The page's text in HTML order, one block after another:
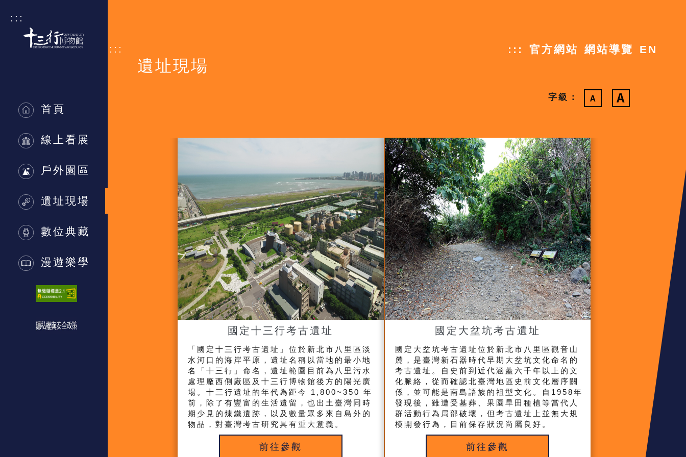
:::
::: 官方網站 網站導覽 EN
首頁
線上看展
戶外園區
遺址現場
數位典藏
漫遊樂學
:::
遺址現場
字級：
國定十三行考古遺址
「國定十三行考古遺址」位於新北市八里區淡
水河口的海岸平原，遺址名稱以當地的最小地
名「十三行」命名，遺址範圍目前為八里污水
處理廠西側廠區及十三行博物館後方的陽光廣
場。十三行遺址的年代為距今 1,800~350 年
前，除了有豐富的生活遺留，也出土臺灣同時
期少見的煉鐵遺跡，以及數量眾多來自島外的
物品，對臺灣考古研究具有重大意義。
前往參觀
國定大坌坑考古遺址
國定大坌坑考古遺址位於新北市八里區觀音山
麓，是臺灣新石器時代早期大坌坑文化命名的
考古遺址。自史前到近代涵蓋六千年以上的文
化脈絡，從而確認北臺灣地區史前文化層序關
係，並可能是南島語族的祖型文化。自1958年
發現後，雖遭受墓葬、果園旱田種植等當代人
群活動行為局部破壞，但考古遺址上並無大規
模開發行為，目前保存狀況尚屬良好。
前往參觀